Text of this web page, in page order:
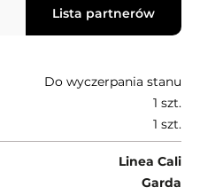
Lista partnerów
Do wyczerpania stanu
1 szt.
1 szt.
Linea Cali
Garda